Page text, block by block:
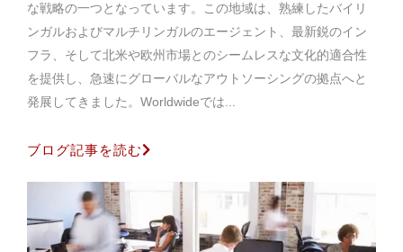
な戦略の一つとなっています。この地域は、熟練したバイリ
ンガルおよびマルチリンガルのエージェント、最新鋭のイン
フラ、そして北米や欧州市場とのシームレスな文化的適合性
を提供し、急速にグローバルなアウトソーシングの拠点へと
発展してきました。Worldwideでは...
ブログ記事を読む